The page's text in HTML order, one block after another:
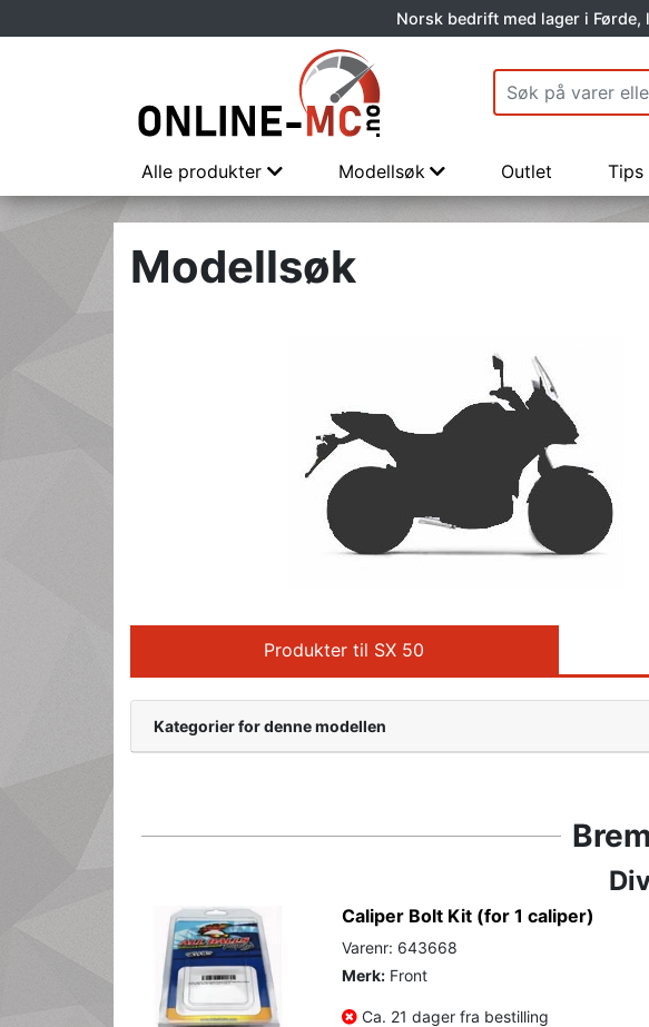
Norsk bedrift med lager i
Alle produkter Modellsøk Outlet
Modellsøk
Produkter til SX 50
Kategorier for denne modellen
Caliper Bolt Kit (for 1 caliper)
Varenr: 643668
Merk: Front
Ca. 21 dager fra bestilling